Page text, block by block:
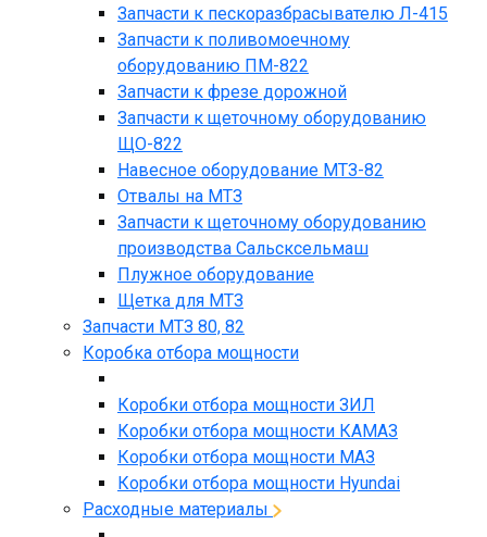
Запчасти к пескоразбрасывателю Л-415
Запчасти к поливомоечному
оборудованию ПМ-822
Запчасти к фрезе дорожной
Запчасти к щеточному оборудованию
ЩО-822
Навесное оборудование МТЗ-82
Отвалы на МТЗ
Запчасти к щеточному оборудованию
производства Сальсксельмаш
Плужное оборудование
Щетка для МТЗ
Запчасти МТЗ 80, 82
Коробка отбора мощности
Коробки отбора мощности ЗИЛ
Коробки отбора мощности КАМАЗ
Коробки отбора мощности МАЗ
Коробки отбора мощности Hyundai
Расходные материалы